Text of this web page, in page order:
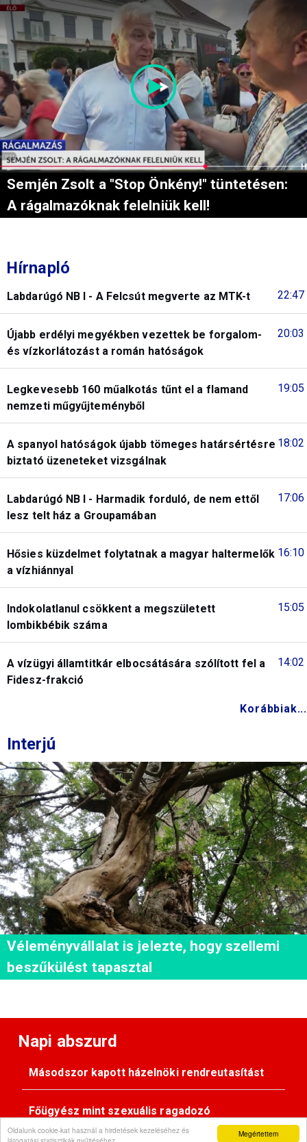
Megértettem
Oldalunk cookie-kat használ a hirdetések kezeléséhez és
Semjén Zsolt a "Stop Önkény!" tüntetésen:
A rágalmazóknak felelniük kell!
Hírnapló
22:47
Labdarúgó NB I - A Felcsút megverte az MTK-t
20:03
Újabb erdélyi megyékben vezettek be forgalom-
és vízkorlátozást a román hatóságok
19:05
Legkevesebb 160 műalkotás tűnt el a flamand
nemzeti műgyűjteményből
18:02
A spanyol hatóságok újabb tömeges határsértésre
biztató üzeneteket vizsgálnak
17:06
Labdarúgó NB I - Harmadik forduló, de nem ettől
lesz telt ház a Groupamában
16:10
Hősies küzdelmet folytatnak a magyar haltermelők
a vízhiánnyal
15:05
Indokolatlanul csökkent a megszületett
lombikbébik száma
14:02
A vízügyi államtitkár elbocsátására szólított fel a
Fidesz-frakció
Korábbiak...
Interjú
Véleményvállalat is jelezte, hogy szellemi
beszűkülést tapasztal
Napi abszurd
Másodszor kapott házelnöki rendreutasítást
Főügyész mint szexuális ragadozó